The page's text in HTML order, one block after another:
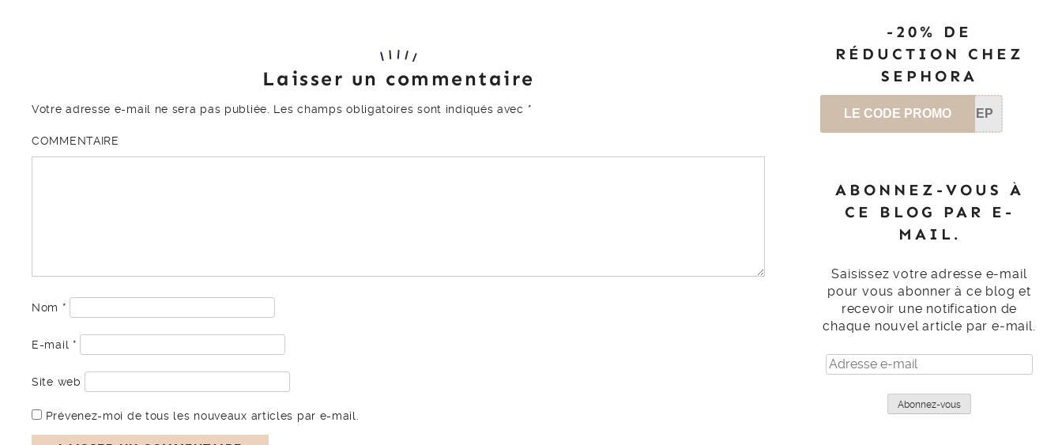
Laisser un commentaire
Votre adresse e-mail ne sera pas publiée. Les champs obligatoires sont indiqués avec *
COMMENTAIRE
Nom *
E-mail *
Site web
Prévenez-moi de tous les nouveaux articles par e-mail.
-20% DE
RÉDUCTION CHEZ
SEPHORA
LE CODE PROMO SEP
ABONNEZ-VOUS À
CE BLOG PAR E-
MAIL.
Saisissez votre adresse e-mail
pour vous abonner à ce blog et
recevoir une notification de
chaque nouvel article par e-mail.
Adresse
e-
Abonnez-vous